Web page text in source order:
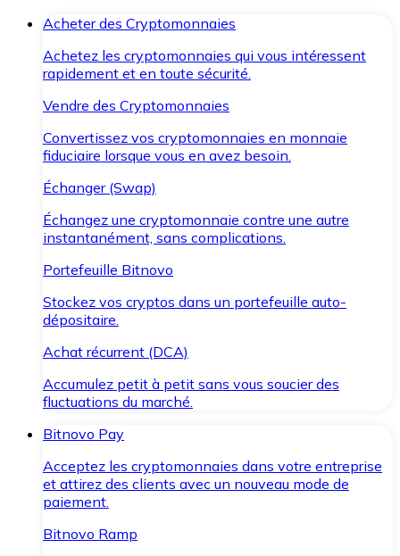
Acheter des Cryptomonnaies
Achetez les cryptomonnaies qui vous intéressent
rapidement et en toute sécurité.
Vendre des Cryptomonnaies
Convertissez vos cryptomonnaies en monnaie
fiduciaire lorsque vous en avez besoin.
Échanger (Swap)
Échangez une cryptomonnaie contre une autre
instantanément, sans complications.
Portefeuille Bitnovo
Stockez vos cryptos dans un portefeuille auto-
dépositaire.
Achat récurrent (DCA)
Accumulez petit à petit sans vous soucier des
fluctuations du marché.
Bitnovo Pay
Acceptez les cryptomonnaies dans votre entreprise
et attirez des clients avec un nouveau mode de
paiement.
Bitnovo Ramp